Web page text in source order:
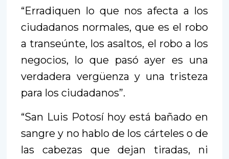
“Erradiquen lo que nos afecta a los
ciudadanos normales, que es el robo
a transeúnte, los asaltos, el robo a los
negocios, lo que pasó ayer es una
verdadera vergüenza y una tristeza
para los ciudadanos”.
“San Luis Potosí hoy está bañado en
sangre y no hablo de los cárteles o de
las cabezas que dejan tiradas, ni